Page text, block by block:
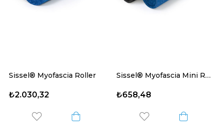
Sissel® Myofascia Roller
₺2.030,32
Sissel® Myofascia Mini Roller (5,2 x 17 cm)
₺658,48